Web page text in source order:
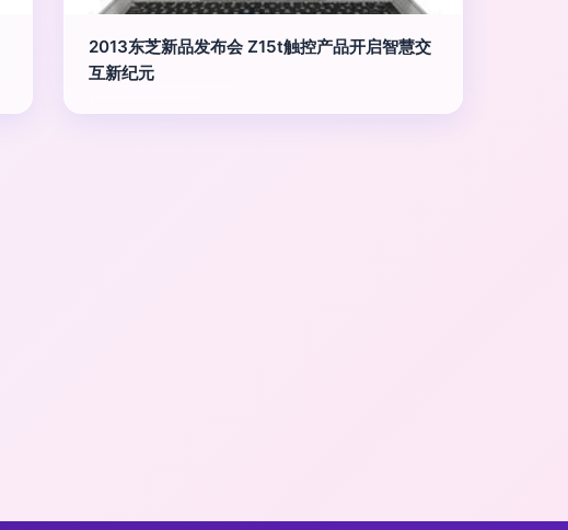
2013东芝新品发布会 Z15t触控产品开启智慧交
互新纪元